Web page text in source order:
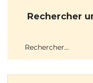
Rechercher